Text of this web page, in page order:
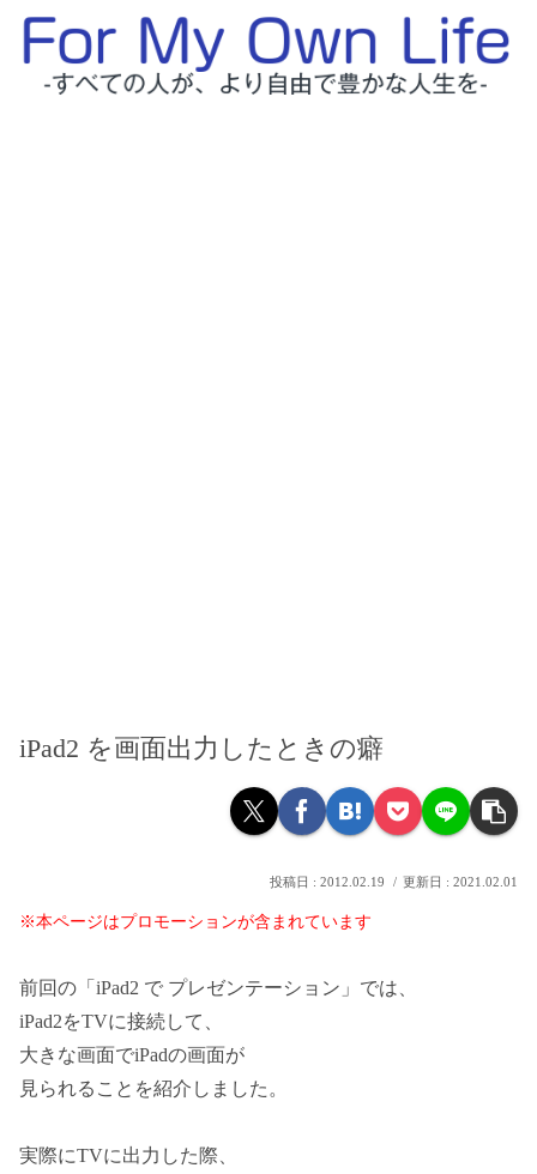
iPad2 を画面出力したときの癖
2012.02.19 2021.02.01
※本ページはプロモーションが含まれています
前回の「iPad2 で プレゼンテーション」では、
iPad2をTVに接続して、
大きな画面でiPadの画面が
見られることを紹介しました。
実際にTVに出力した際、